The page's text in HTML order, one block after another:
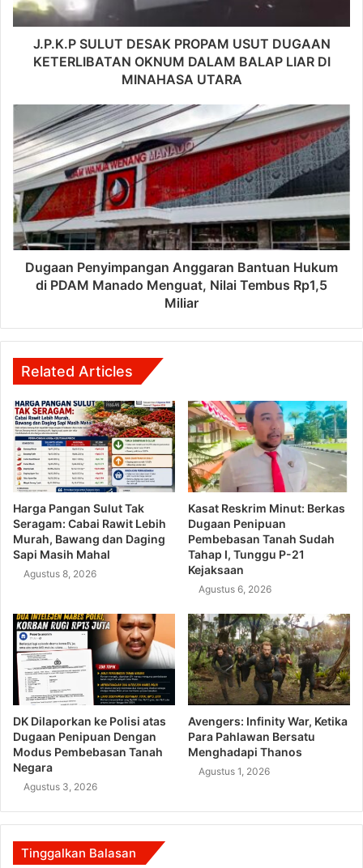
J.P.K.P SULUT DESAK PROPAM USUT DUGAAN
KETERLIBATAN OKNUM DALAM BALAP LIAR DI
MINAHASA UTARA
Dugaan Penyimpangan Anggaran Bantuan Hukum
di PDAM Manado Menguat, Nilai Tembus Rp1,5
Miliar
Related Articles
Harga Pangan Sulut Tak
Seragam: Cabai Rawit Lebih
Murah, Bawang dan Daging
Sapi Masih Mahal
Agustus 8, 2026
Kasat Reskrim Minut: Berkas
Dugaan Penipuan
Pembebasan Tanah Sudah
Tahap I, Tunggu P-21
Kejaksaan
Agustus 6, 2026
DK Dilaporkan ke Polisi atas
Dugaan Penipuan Dengan
Modus Pembebasan Tanah
Negara
Agustus 3, 2026
Avengers: Infinity War, Ketika
Para Pahlawan Bersatu
Menghadapi Thanos
Agustus 1, 2026
Tinggalkan Balasan